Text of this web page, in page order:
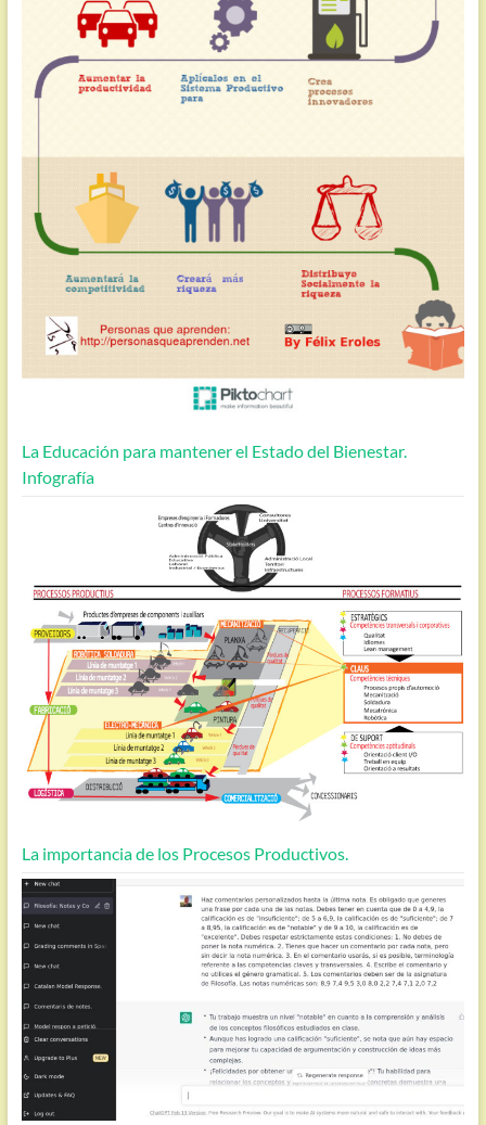
La Educación para mantener el Estado del Bienestar.
Infografía
La importancia de los Procesos Productivos.